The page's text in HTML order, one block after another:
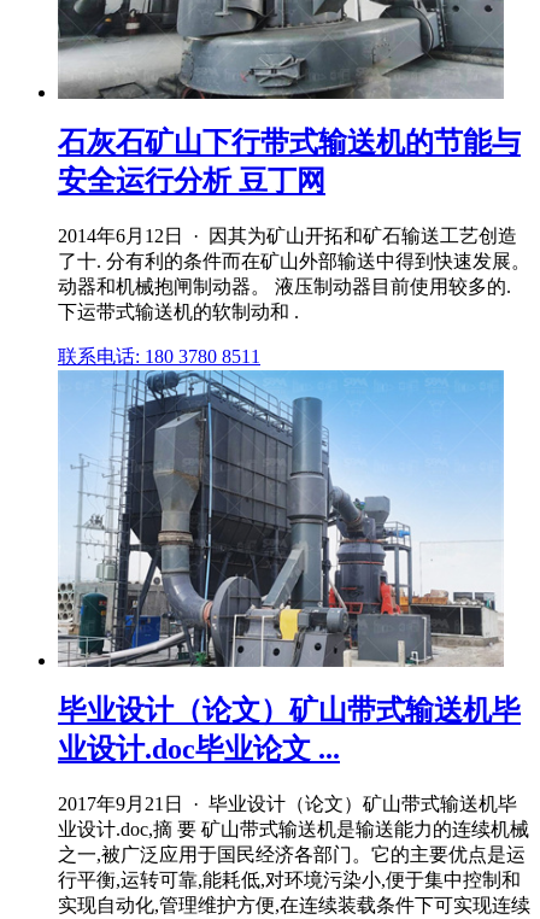
石灰石矿山下行带式输送机的节能与
安全运行分析 豆丁网
2014年6月12日 · 因其为矿山开拓和矿石输送工艺创造
了十. 分有利的条件而在矿山外部输送中得到快速发展。
动器和机械抱闸制动器。 液压制动器目前使用较多的.
下运带式输送机的软制动和 .
联系电话: 180 3780 8511
毕业设计（论文）矿山带式输送机毕
业设计.doc毕业论文 ...
2017年9月21日 · 毕业设计（论文）矿山带式输送机毕
业设计.doc,摘 要 矿山带式输送机是输送能力的连续机械
之一,被广泛应用于国民经济各部门。它的主要优点是运
行平衡,运转可靠,能耗低,对环境污染小,便于集中控制和
实现自动化,管理维护方便,在连续装载条件下可实现连续